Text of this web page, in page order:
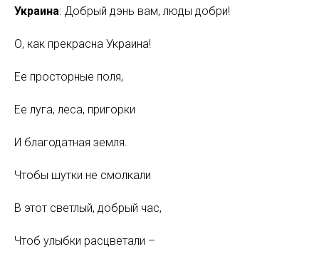
Украина: Добрый дэнь вам, люды добри!
О, как прекрасна Украина!
Ее просторные поля,
Ее луга, леса, пригорки
И благодатная земля.
Чтобы шутки не смолкали
В этот светлый, добрый час,
Чтоб улыбки расцветали –